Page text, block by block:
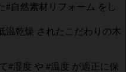
#自然素材リフォーム をし
温乾燥 されたこだわりの木
#湿度 や #温度 が適正に保